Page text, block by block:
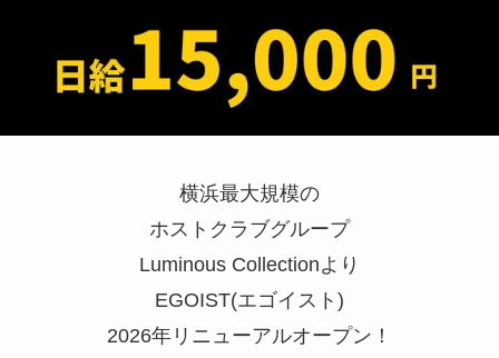
横浜最大規模の
ホストクラブグループ
Luminous Collectionより
EGOIST(エゴイスト)
2026年リニューアルオープン！